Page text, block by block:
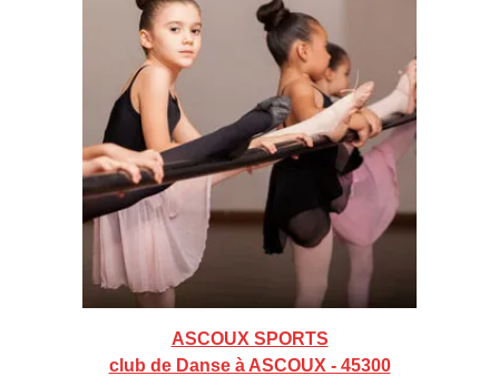
ASCOUX SPORTS
club de Danse à ASCOUX - 45300